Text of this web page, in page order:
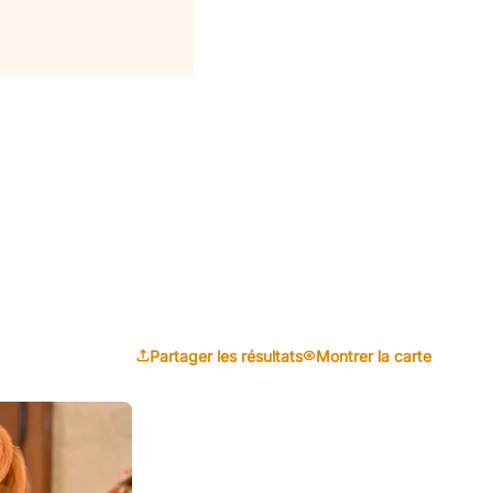
Partager les résultats Montrer la carte